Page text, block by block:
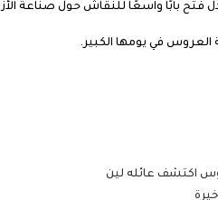
فتح بابًا واسعًا للنقاش حول صناعة
العروس في يومها الكبير.
اكتشف عائله لين